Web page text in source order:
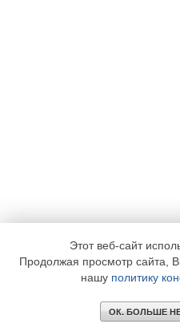
Этот веб-сайт
Продолжая просмотр сайта,
нашу политику
ОК. БОЛЬШЕ